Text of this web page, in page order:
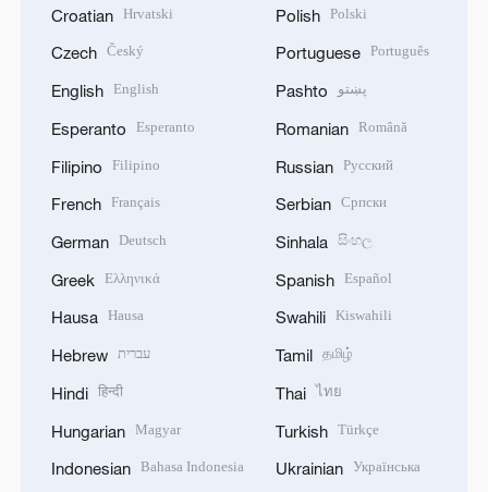
Croatian Hrvatski
Czech Český
English English
Esperanto Esperanto
Filipino Filipino
French Français
German Deutsch
Greek Ελληνικά
Hausa Hausa
Hebrew עברית
Hindi हिन्दी
Hungarian Magyar
Indonesian Bahasa Indonesia
Polish Polski
Portuguese Português
Pashto پښتو
Romanian Română
Russian Русский
Serbian Српски
Sinhala සිංහල
Spanish Español
Swahili Kiswahili
Tamil தமிழ்
Thai ไทย
Turkish Türkçe
Ukrainian Українська